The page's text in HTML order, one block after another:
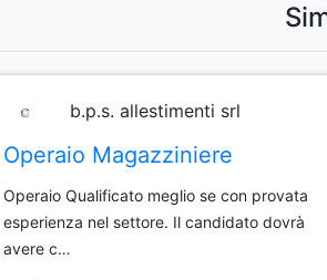
b.p.s. allestimenti srl
Operaio Magazziniere
Operaio Qualificato meglio se con provata
esperienza nel settore. Il candidato dovrà
avere c…